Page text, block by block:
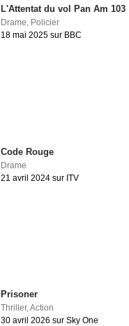
L'Attentat du vol Pan Am 103
Drame, Policier
18 mai 2025 sur BBC
Code Rouge
Drame
21 avril 2024 sur ITV
Prisoner
Thriller,Action
30 avril 2026 sur Sky One